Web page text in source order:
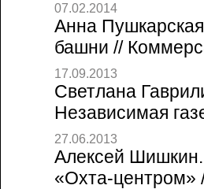
07.02.2014
Анна
башни //
17.09.2013
Светлана
Независимая
27.06.2013
Алексей
«Охта-центром»